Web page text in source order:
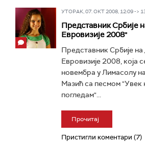
УТОРАК, 07. ОКТ 2008, 12:09 ->
Представник Србије
Евровизије 2008"
Представник Србије на
Евровизије 2008, која
новембра у Лимасолу
Мазић са песмом "Увек
погледам"...
Прочитај
Пристигли коментари (7)